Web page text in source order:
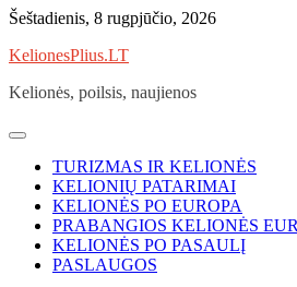
Skip
content
Šeštadienis, 8 rugpjūčio, 2026
KelionesPlius.LT
Kelionės, poilsis, naujienos
TURIZMAS IR KELIONĖS
KELIONIŲ PATARIMAI
KELIONĖS PO EUROPA
PRABANGIOS KELIONĖS
KELIONĖS PO PASAULĮ
PASLAUGOS